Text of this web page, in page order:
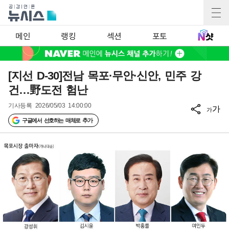
메인 랭킹 섹션 포토
[지선 D-30]전남 목포·무안·신안, 민주 강
건…野도전 험난
기사등록 2026/05/03 14:00:00
구글에서 선호하는 매체로 추가
가가